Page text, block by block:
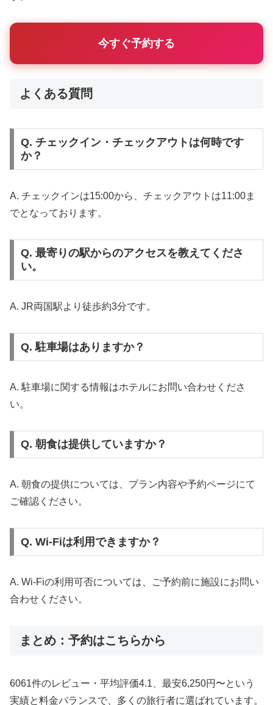
今すぐ予約する
よくある質問
Q. チェックイン・チェックアウトは何時です
か？
A. チェックインは15:00から、チェックアウトは11:00ま
でとなっております。
Q. 最寄りの駅からのアクセスを教えてくださ
い。
A. JR両国駅より徒歩約3分です。
Q. 駐車場はありますか？
A. 駐車場に関する情報はホテルにお問い合わせくださ
い。
Q. 朝食は提供していますか？
A. 朝食の提供については、プラン内容や予約ページにて
ご確認ください。
Q. Wi-Fiは利用できますか？
A. Wi-Fiの利用可否については、ご予約前に施設にお問い
合わせください。
まとめ：予約はこちらから
6061件のレビュー・平均評価4.1、最安6,250円〜という
実績と料金バランスで、多くの旅行者に選ばれています。